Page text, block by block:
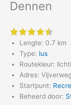
Dennen
Lengte: 0.7 km
Type: lus
Routekleur:
Adres:
Startpunt:
Beheerd door: